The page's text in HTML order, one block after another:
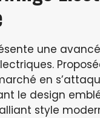
une
en
le design
style